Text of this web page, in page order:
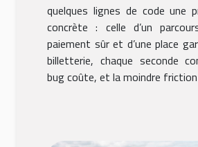
quelques lignes de code une
concrète : celle d’un
paiement sûr et d’une place
billetterie, chaque seconde
bug coûte, et la moindre